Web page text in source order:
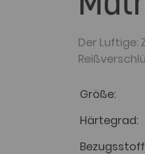
Der Luftige:
Größe
Härtegrad
Bezugsstoff